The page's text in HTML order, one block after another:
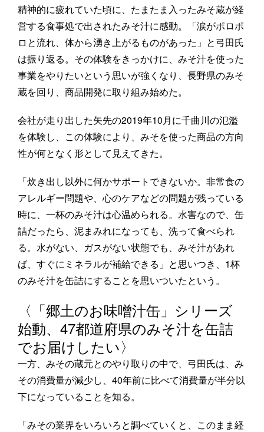
精神的に疲れていた頃に、たまたま入ったみそ蔵が経
営する食事処で出されたみそ汁に感動。「涙がポロポ
ロと流れ、体から湧き上がるものがあった」と弓田氏
は振り返る。その体験をきっかけに、みそ汁を使った
事業をやりたいという思いが強くなり、長野県のみそ
蔵を回り、商品開発に取り組み始めた。
会社が走り出した矢先の2019年10月に千曲川の氾濫
を体験し、この体験により、みそを使った商品の方向
性が何となく形として見えてきた。
「炊き出し以外に何かサポートできないか。非常食の
アレルギー問題や、心のケアなどの問題が残っている
時に、一杯のみそ汁は心温められる。水害なので、缶
詰だったら、泥まみれになっても、洗って食べられ
る。水がない、ガスがない状態でも、みそ汁があれ
ば、すぐにミネラルが補給できる」と思いつき、1杯
のみそ汁を缶詰にすることを思いついたという。
〈「郷土のお味噌汁缶」シリーズ
始動、47都道府県のみそ汁を缶詰
でお届けしたい〉
一方、みその蔵元とのやり取りの中で、弓田氏は、み
その消費量が減少し、40年前に比べて消費量が半分以
下になっていることを知る。
「みその業界をいろいろと調べていくと、このまま経